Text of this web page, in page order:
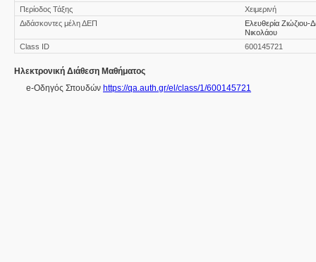
Περίοδος Τάξης
Χειμερινή
Διδάσκοντες μέλη ΔΕΠ
Ελευθερία Ζιώζιου-
Νικολάου
Class ID
600145721
Ηλεκτρονική Διάθεση Μαθήματος
e-Οδηγός Σπουδών https://qa.auth.gr/el/class/1/600145721